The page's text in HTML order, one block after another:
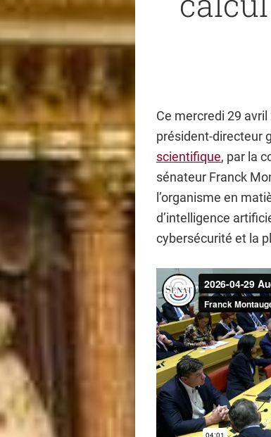
Ce mercredi 29 avril
président-directeur
scientifique, par la
sénateur Franck
l’organisme en
d’intelligence
cybersécurité et la